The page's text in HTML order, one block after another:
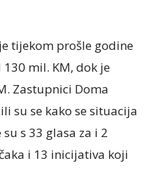
tijekom prošle godine
mil. KM, dok je
Zastupnici Doma
su se kako se situacija
s 33 glasa za i 2
i 13 inicijativa koji